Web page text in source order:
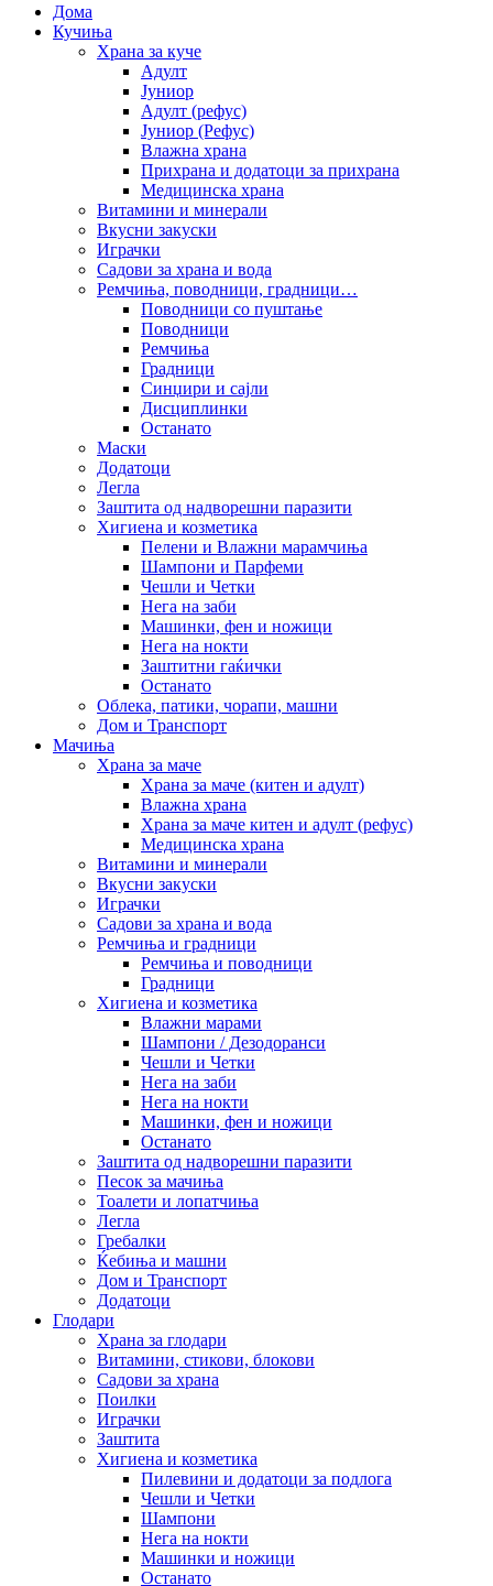
Дома
Кучиња
Храна за куче
Адулт
Јуниор
Адулт (рефус)
Јуниор (Рефус)
Влажна храна
Прихрана и додатоци за прихрана
Медицинска храна
Витамини и минерали
Вкусни закуски
Играчки
Садови за храна и вода
Ремчиња, поводници, градници…
Поводници со пуштање
Поводници
Ремчиња
Градници
Синџири и сајли
Дисциплинки
Останато
Маски
Додатоци
Легла
Заштита од надворешни паразити
Хигиена и козметика
Пелени и Влажни марамчиња
Шампони и Парфеми
Чешли и Четки
Нега на заби
Машинки, фен и ножици
Нега на нокти
Заштитни гаќички
Останато
Облека, патики, чорапи, машни
Дом и Транспорт
Мачиња
Храна за маче
Храна за маче (китен и адулт)
Влажна храна
Храна за маче китен и адулт (рефус)
Медицинска храна
Витамини и минерали
Вкусни закуски
Играчки
Садови за храна и вода
Ремчиња и градници
Ремчиња и поводници
Градници
Хигиена и козметика
Влажни марами
Шампони / Дезодоранси
Чешли и Четки
Нега на заби
Нега на нокти
Машинки, фен и ножици
Останато
Заштита од надворешни паразити
Песок за мачиња
Тоалети и лопатчиња
Легла
Гребалки
Ќебиња и машни
Дом и Транспорт
Додатоци
Глодари
Храна за глодари
Витамини, стикови, блокови
Садови за храна
Поилки
Играчки
Заштита
Хигиена и козметика
Пилевини и додатоци за подлога
Чешли и Четки
Шампони
Нега на нокти
Машинки и ножици
Останато